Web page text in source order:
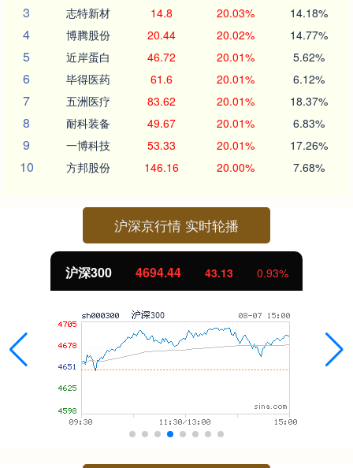
3 志特新材 14.8 20.03% 14.18%
4 博腾股份 20.44 20.02% 14.77%
5 近岸蛋白 46.72 20.01% 5.62%
6 毕得医药 61.6 20.01% 6.12%
7 五洲医疗 83.62 20.01% 18.37%
8 耐科装备 49.67 20.01% 6.83%
9 一博科技 53.33 20.01% 17.26%
10 方邦股份 146.16 20.00% 7.68%
沪深京行情 实时轮播
北证50 1134.24 11.37 1.01%